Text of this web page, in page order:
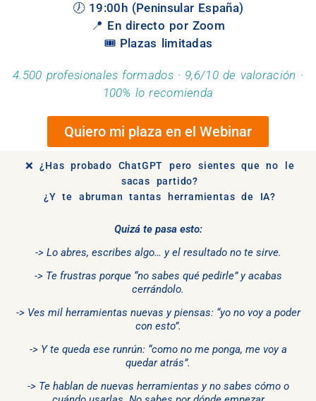
🕖 19:00h (Peninsular España)
📍 En directo por Zoom
🎟️ Plazas limitadas
4.500 profesionales formados · 9,6/10 de valoración ·
100% lo recomienda
Quiero mi plaza en el Webinar
❌ ¿Has probado ChatGPT pero sientes que no le
sacas partido?
¿Y te abruman tantas herramientas de IA?
Quizá te pasa esto:
-> Lo abres, escribes algo… y el resultado no te sirve.
-> Te frustras porque “no sabes qué pedirle” y acabas
cerrándolo.
-> Ves mil herramientas nuevas y piensas: “yo no voy a poder
con esto”.
-> Y te queda ese runrún: “como no me ponga, me voy a
quedar atrás”.
-> Te hablan de nuevas herramientas y no sabes cómo o